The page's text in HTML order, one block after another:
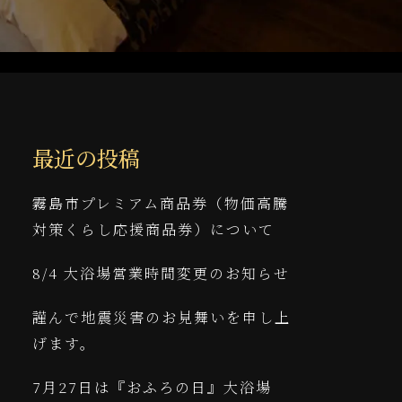
最近の投稿
霧島市プレミアム商品券（物価高騰
対策くらし応援商品券）について
8/4 大浴場営業時間変更のお知らせ
謹んで地震災害のお見舞いを申し上
げます。
7月27日は『おふろの日』大浴場